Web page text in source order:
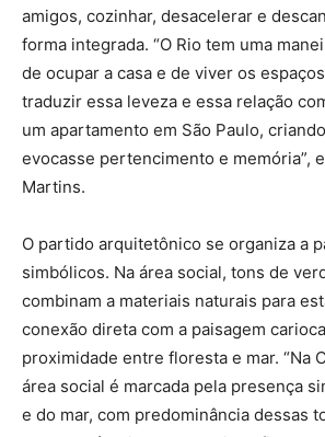
amigos, cozinhar, desacelerar e
forma integrada. “O Rio tem uma
de ocupar a casa e de viver os
traduzir essa leveza e essa relação
um apartamento em São Paulo,
evocasse pertencimento e memória”,
Martins.
O partido arquitetônico se organiza a
simbólicos. Na área social, tons de
combinam a materiais naturais para
conexão direta com a paisagem
proximidade entre floresta e mar. “Na
área social é marcada pela presença
e do mar, com predominância dessas